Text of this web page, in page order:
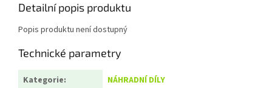
Detailní popis produktu
Popis produktu není dostupný
Technické parametry
Kategorie:
NÁHRADNÍ DÍLY